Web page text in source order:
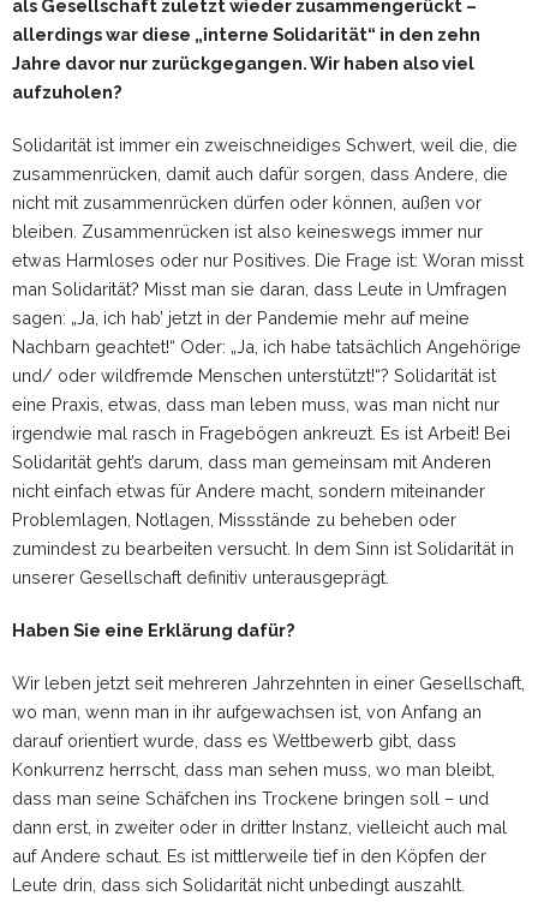
als Gesellschaft zuletzt wieder zusammengerückt –
allerdings war diese „interne Solidarität“ in den zehn
Jahre davor nur zurückgegangen. Wir haben also viel
aufzuholen?
Solidarität ist immer ein zweischneidiges Schwert, weil die, die
zusammenrücken, damit auch dafür sorgen, dass Andere, die
nicht mit zusammenrücken dürfen oder können, außen vor
bleiben. Zusammenrücken ist also keineswegs immer nur
etwas Harmloses oder nur Positives. Die Frage ist: Woran misst
man Solidarität? Misst man sie daran, dass Leute in Umfragen
sagen: „Ja, ich hab’ jetzt in der Pandemie mehr auf meine
Nachbarn geachtet!“ Oder: „Ja, ich habe tatsächlich Angehörige
und/ oder wildfremde Menschen unterstützt!“? Solidarität ist
eine Praxis, etwas, dass man leben muss, was man nicht nur
irgendwie mal rasch in Fragebögen ankreuzt. Es ist Arbeit! Bei
Solidarität geht’s darum, dass man gemeinsam mit Anderen
nicht einfach etwas für Andere macht, sondern miteinander
Problemlagen, Notlagen, Missstände zu beheben oder
zumindest zu bearbeiten versucht. In dem Sinn ist Solidarität in
unserer Gesellschaft definitiv unterausgeprägt.
Haben Sie eine Erklärung dafür?
Wir leben jetzt seit mehreren Jahrzehnten in einer Gesellschaft,
wo man, wenn man in ihr aufgewachsen ist, von Anfang an
darauf orientiert wurde, dass es Wettbewerb gibt, dass
Konkurrenz herrscht, dass man sehen muss, wo man bleibt,
dass man seine Schäfchen ins Trockene bringen soll – und
dann erst, in zweiter oder in dritter Instanz, vielleicht auch mal
auf Andere schaut. Es ist mittlerweile tief in den Köpfen der
Leute drin, dass sich Solidarität nicht unbedingt auszahlt.